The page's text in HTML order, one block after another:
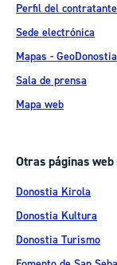
Perfil del contratante
Sede electrónica
Mapas - GeoDonostia
Sala de prensa
Mapa web
Otras páginas
Donostia Kirola
Donostia Kultura
Donostia Turismo